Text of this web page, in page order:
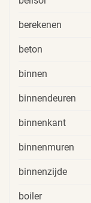
berekenen
beton
binnen
binnendeuren
binnenkant
binnenmuren
binnenzijde
boiler